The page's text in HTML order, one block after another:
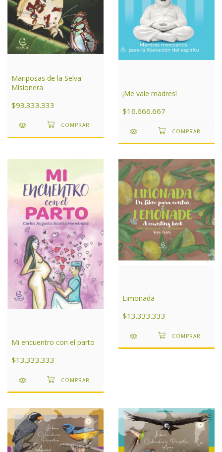
Mariposas de la Selva
Misionera
$93.333.333
¡Me vale madres!
$16.666.667
Mi encuentro con el parto
$13.333.333
Limonada
$13.333.333